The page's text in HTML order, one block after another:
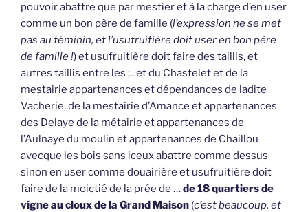
pouvoir abattre que par mestier et à la charge d’en user
comme un bon père de famille (l’expression ne se met
pas au féminin, et l’usufruitière doit user en bon père
de famille !) et usufruitière doit faire des taillis, et
autres taillis entre les ;.. et du Chastelet et de la
mestairie appartenances et dépendances de ladite
Vacherie, de la mestairie d’Amance et appartenances
des Delaye de la métairie et appartenances de
l’Aulnaye du moulin et appartenances de Chaillou
avecque les bois sans iceux abattre comme dessus
sinon en user comme douairière et usufruitière doit
faire de la moictié de la prée de …de 18 quartiers de
vigne au cloux de la Grand Maison (c’est beaucoup, et